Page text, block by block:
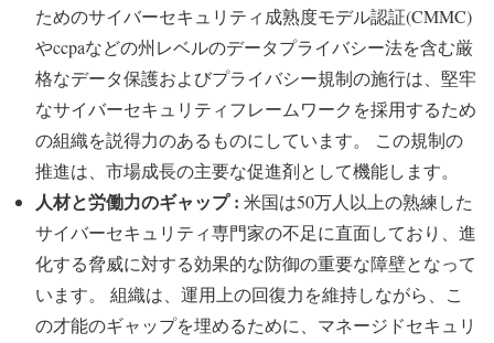
ためのサイバーセキュリティ成熟度モデル認証(CMMC)
やccpaなどの州レベルのデータプライバシー法を含む厳
格なデータ保護およびプライバシー規制の施行は、堅牢
なサイバーセキュリティフレームワークを採用するため
の組織を説得力のあるものにしています。 この規制の
推進は、市場成長の主要な促進剤として機能します。
人材と労働力のギャップ : 米国は50万人以上の熟練した
サイバーセキュリティ専門家の不足に直面しており、進
化する脅威に対する効果的な防御の重要な障壁となって
います。 組織は、運用上の回復力を維持しながら、こ
の才能のギャップを埋めるために、マネージドセキュリ